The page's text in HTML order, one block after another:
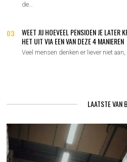
de…
03
WEET JIJ HOEVEEL PENSIOEN JE LATER
HET UIT VIA EEN VAN DEZE 4 MANIEREN
Veel mensen denken er liever niet aan,
LAATSTE VAN